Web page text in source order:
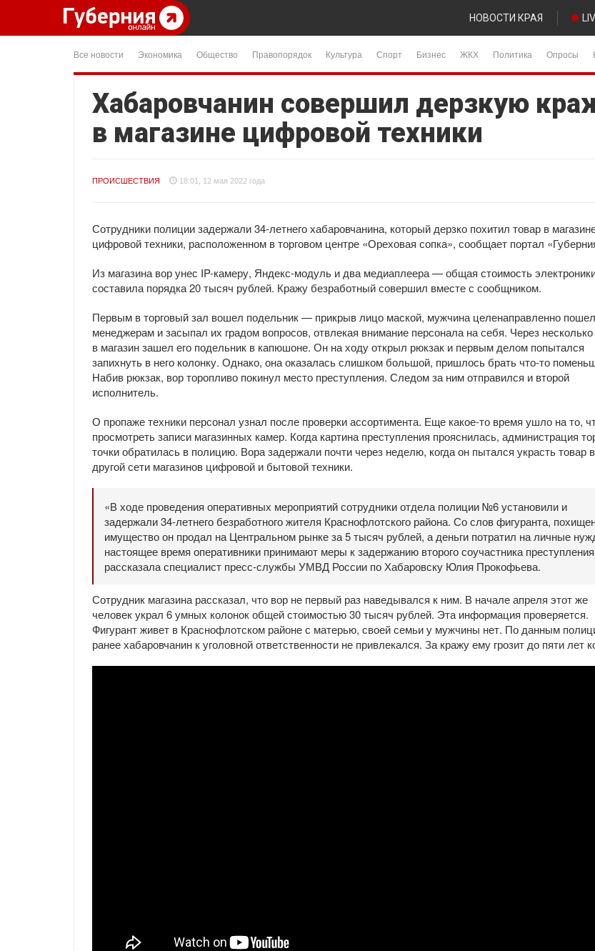
НОВОСТИ КРАЯ
Все новости Экономика Общество Правопорядок Культура Спорт Бизнес ЖКХ Политика Опросы
Хабаровчанин совершил дерзкую
в магазине цифровой техники
ПРОИСШЕСТВИЯ 18:01, 12 мая 2022 года
Сотрудники полиции задержали 34-летнего хабаровчанина, который дерзко похитил товар в
цифровой техники, расположенном в торговом центре «Ореховая сопка», сообщает портал
Из магазина вор унес IP-камеру, Яндекс-модуль и два медиаплеера — общая стоимость
составила порядка 20 тысяч рублей. Кражу безработный совершил вместе с сообщником.
Первым в торговый зал вошел подельник — прикрыв лицо маской, мужчина целенаправленно
менеджерам и засыпал их градом вопросов, отвлекая внимание персонала на себя. Через несколько
в магазин зашел его подельник в капюшоне. Он на ходу открыл рюкзак и первым делом попытался
запихнуть в него колонку. Однако, она оказалась слишком большой, пришлось брать что-то
Набив рюкзак, вор торопливо покинул место преступления. Следом за ним отправился и второй
исполнитель.
О пропаже техники персонал узнал после проверки ассортимента. Еще какое-то время ушло на то,
просмотреть записи магазинных камер. Когда картина преступления прояснилась, администрация
точки обратилась в полицию. Вора задержали почти через неделю, когда он пытался украсть товар в
другой сети магазинов цифровой и бытовой техники.
«В ходе проведения оперативных мероприятий сотрудники отдела полиции №6 установили и
задержали 34-летнего безработного жителя Краснофлотского района. Со слов фигуранта,
имущество он продал на Центральном рынке за 5 тысяч рублей, а деньги потратил на личные
настоящее время оперативники принимают меры к задержанию второго соучастника
рассказала специалист пресс-службы УМВД России по Хабаровску Юлия Прокофьева.
Сотрудник магазина рассказал, что вор не первый раз наведывался к ним. В начале апреля этот же
человек украл 6 умных колонок общей стоимостью 30 тысяч рублей. Эта информация проверяется.
Фигурант живет в Краснофлотском районе с матерью, своей семьи у мужчины нет. По данным
ранее хабаровчанин к уголовной ответственности не привлекался. За кражу ему грозит до пяти лет